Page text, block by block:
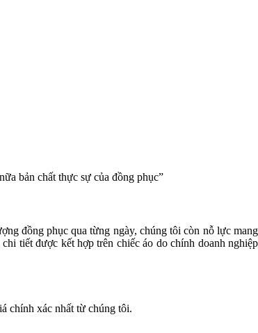
bản chất thực sự của đồng phục”
đồng phục qua từng ngày, chúng tôi còn nỗ lực mang
tiết được kết hợp trên chiếc áo do chính doanh nghiệp
chính xác nhất từ chúng tôi.